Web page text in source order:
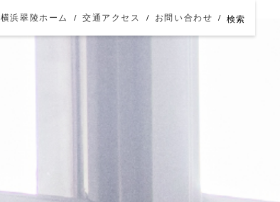
検索
お問い合わせ
交通アクセス
横浜翠陵ホーム